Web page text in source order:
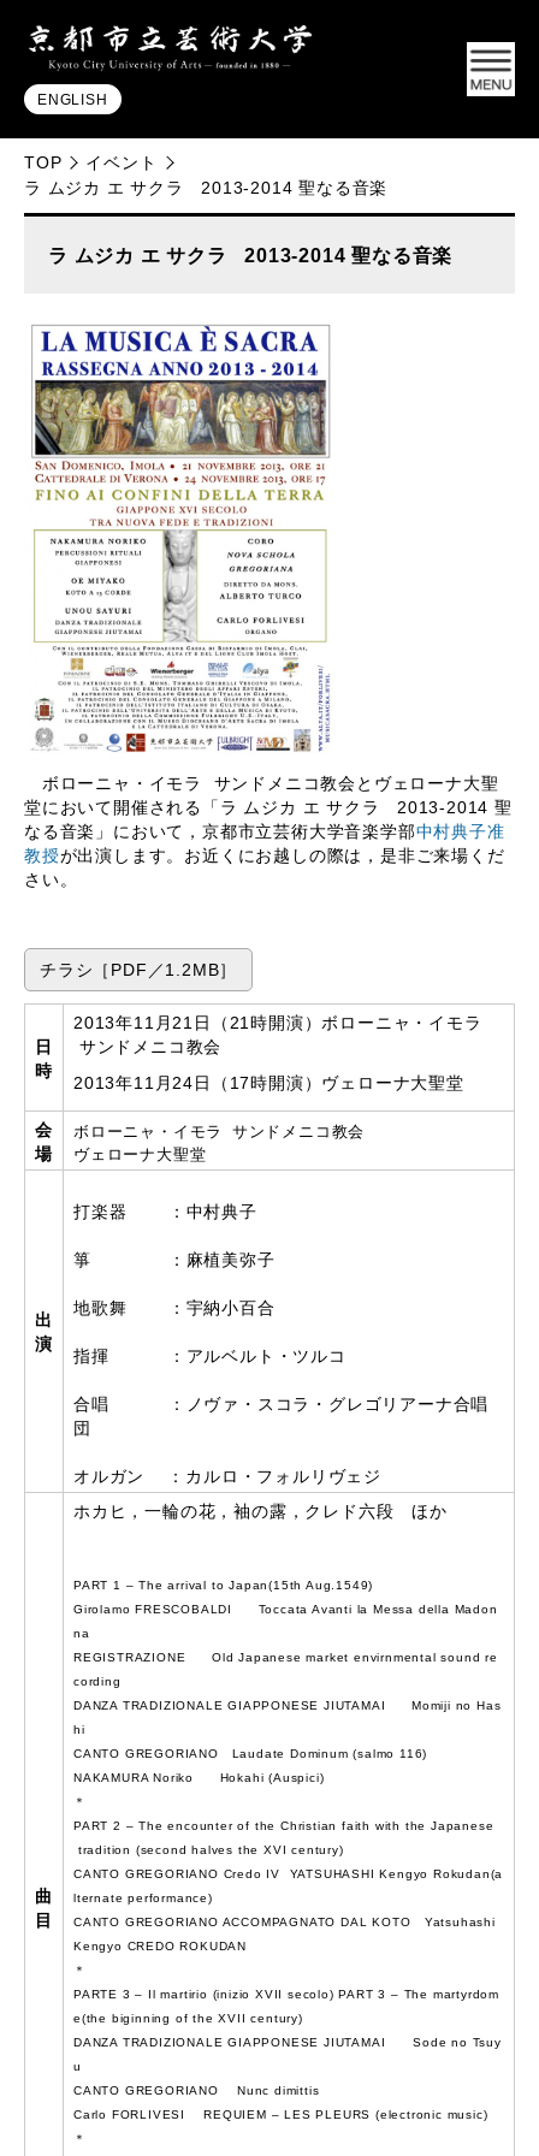
ENGLISH
TOP
イベント
ラ ムジカ エ サクラ 2013-2014 聖なる音楽
ラ ムジカ エ サクラ 2013-2014 聖なる音楽
ボローニャ・イモラ サンドメニコ教会とヴェローナ大聖
堂において開催される「ラ ムジカ エ サクラ 2013-2014 聖
なる音楽」において，京都市立芸術大学音楽学部中村典子准
教授が出演します。お近くにお越しの際は，是非ご来場くだ
さい。
チラシ［PDF／1.2MB］
日
時
2013年11月21日（21時開演）ボローニャ・イモラ
サンドメニコ教会
2013年11月24日（17時開演）ヴェローナ大聖堂
会
場
ボローニャ・イモラ サンドメニコ教会
ヴェローナ大聖堂
出
演
打楽器 ：中村典子
箏 ：麻植美弥子
地歌舞 ：宇納小百合
指揮 ：アルベルト・ツルコ
合唱 ：ノヴァ・スコラ・グレゴリアーナ合唱
団
オルガン ：カルロ・フォルリヴェジ
曲
目
ホカヒ，一輪の花，袖の露，クレド六段 ほか
PART 1 – The arrival to Japan(15th Aug.1549)
Girolamo FRESCOBALDI Toccata Avanti la Messa della Madon
na
REGISTRAZIONE Old Japanese market envirnmental sound re
cording
DANZA TRADIZIONALE GIAPPONESE JIUTAMAI Momiji no Has
hi
CANTO GREGORIANO Laudate Dominum (salmo 116)
NAKAMURA Noriko Hokahi (Auspici)
＊
PART 2 – The encounter of the Christian faith with the Japanese
tradition (second halves the XVI century)
CANTO GREGORIANO Credo IV YATSUHASHI Kengyo Rokudan(a
lternate performance)
CANTO GREGORIANO ACCOMPAGNATO DAL KOTO Yatsuhashi
Kengyo CREDO ROKUDAN
＊
PARTE 3 – Il martirio (inizio XVII secolo) PART 3 – The martyrdom
e(the biginning of the XVII century)
DANZA TRADIZIONALE GIAPPONESE JIUTAMAI Sode no Tsuy
u
CANTO GREGORIANO Nunc dimittis
Carlo FORLIVESI REQUIEM – LES PLEURS (electronic music)
＊